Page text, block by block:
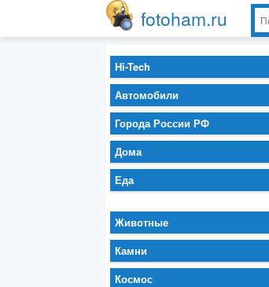
fotoham.ru
Hi-Tech
Автомобили
Города России РФ
Дома
Еда
Животные
Камни
Космос